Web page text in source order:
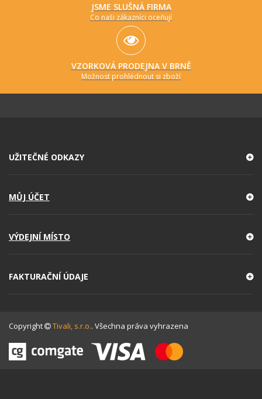
JSME SLUŠNÁ FIRMA
Co naši zákazníci oceňují
VZORKOVÁ PRODEJNA V BRNĚ
Možnost prohlédnout si zboží
UŽITEČNÉ ODKAZY
MŮJ ÚČET
VÝDEJNÍ MÍSTO
FAKTURAČNÍ ÚDAJE
Copyright Tivali, s.r.o.. Všechna práva vyhrazena